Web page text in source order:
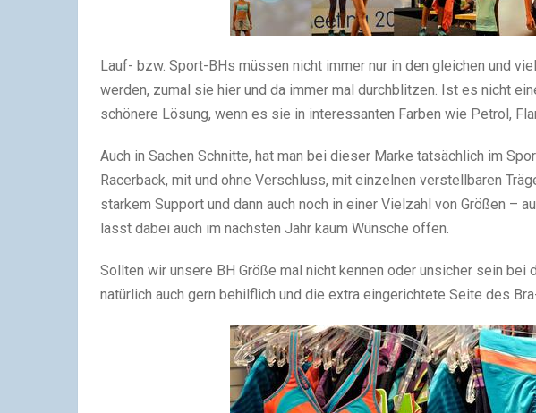
Lauf- bzw. Sport-BHs müssen nicht immer nur in den gleichen und
werden, zumal sie hier und da immer mal durchblitzen. Ist es nicht
schönere Lösung, wenn es sie in interessanten Farben wie Petrol,
Auch in Sachen Schnitte, hat man bei dieser Marke tatsächlich im
Racerback, mit und ohne Verschluss, mit einzelnen verstellbaren
starkem Support und dann auch noch in einer Vielzahl von Größen –
lässt dabei auch im nächsten Jahr kaum Wünsche offen.
Sollten wir unsere BH Größe mal nicht kennen oder unsicher sein bei
natürlich auch gern behilflich und die extra eingerichtete Seite des